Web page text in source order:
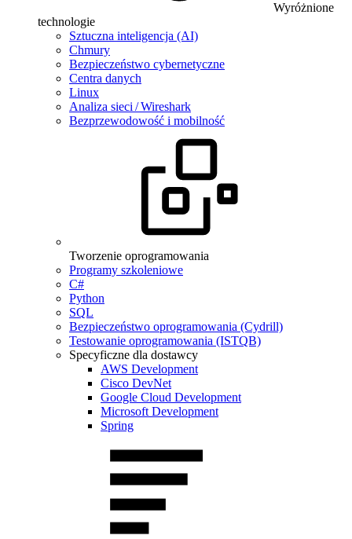
Wyróżnione
technologie
Sztuczna inteligencja (AI)
Chmury
Bezpieczeństwo cybernetyczne
Centra danych
Linux
Analiza sieci / Wireshark
Bezprzewodowość i mobilność
Tworzenie oprogramowania
Programy szkoleniowe
C#
Python
SQL
Bezpieczeństwo oprogramowania (Cydrill)
Testowanie oprogramowania (ISTQB)
Specyficzne dla dostawcy
AWS Development
Cisco DevNet
Google Cloud Development
Microsoft Development
Spring